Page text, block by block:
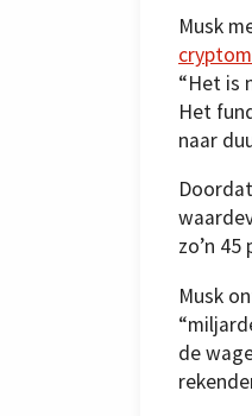
Musk
“Het is
Het
naar
zo’n
Musk
de